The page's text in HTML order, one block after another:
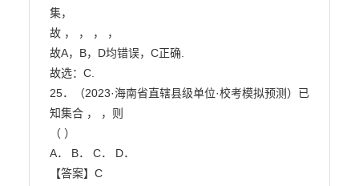
集，
故 ， ， ， ，
故A，B，D均错误，C正确.
故选：C.
25．（2023·海南省直辖县级单位·校考模拟预测）已
知集合 ， ，则
（ ）
A． B． C． D．
【答案】C